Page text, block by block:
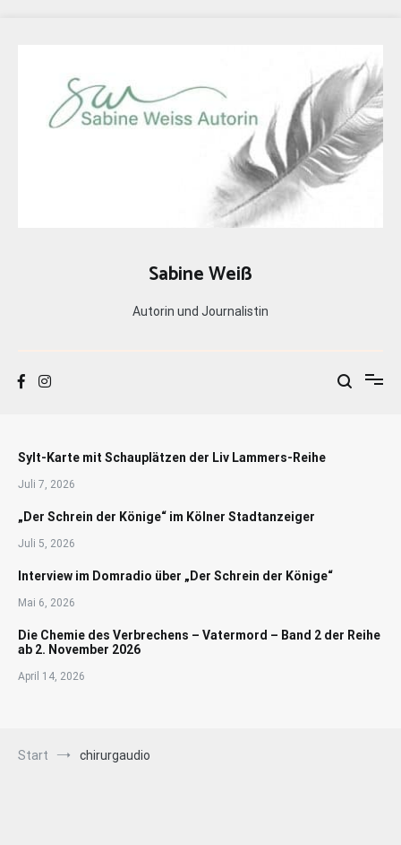
Sabine Weiß
Autorin und Journalistin
Sylt-Karte mit Schauplätzen der Liv Lammers-Reihe
Juli 7, 2026
„Der Schrein der Könige“ im Kölner Stadtanzeiger
Juli 5, 2026
Interview im Domradio über „Der Schrein der Könige“
Mai 6, 2026
Die Chemie des Verbrechens – Vatermord – Band 2 der Reihe
ab 2. November 2026
April 14, 2026
Start chirurgaudio